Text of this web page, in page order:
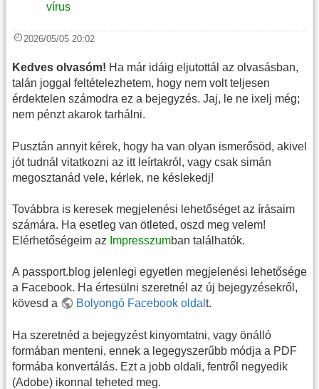
vírus
2026/05/05 20:02
Kedves olvasóm! Ha már idáig eljutottál az olvasásban,
talán joggal feltételezhetem, hogy nem volt teljesen
érdektelen számodra ez a bejegyzés. Jaj, le ne ixelj még;
nem pénzt akarok tarhálni.
Pusztán annyit kérek, hogy ha van olyan ismerősöd, akivel
jót tudnál vitatkozni az itt leírtakról, vagy csak simán
megosztanád vele, kérlek, ne késlekedj!
Továbbra is keresek megjelenési lehetőséget az írásaim
számára. Ha esetleg van ötleted, oszd meg velem!
Elérhetőségeim az Impresszumban találhatók.
A passport.blog jelenlegi egyetlen megjelenési lehetősége
a Facebook. Ha értesülni szeretnél az új bejegyzésekről,
kövesd a
Bolyongó Facebook oldalt.
Ha szeretnéd a bejegyzést kinyomtatni, vagy önálló
formában menteni, ennek a legegyszerűbb módja a PDF
formába konvertálás. Ezt a jobb oldali, fentről negyedik
(Adobe) ikonnal teheted meg.